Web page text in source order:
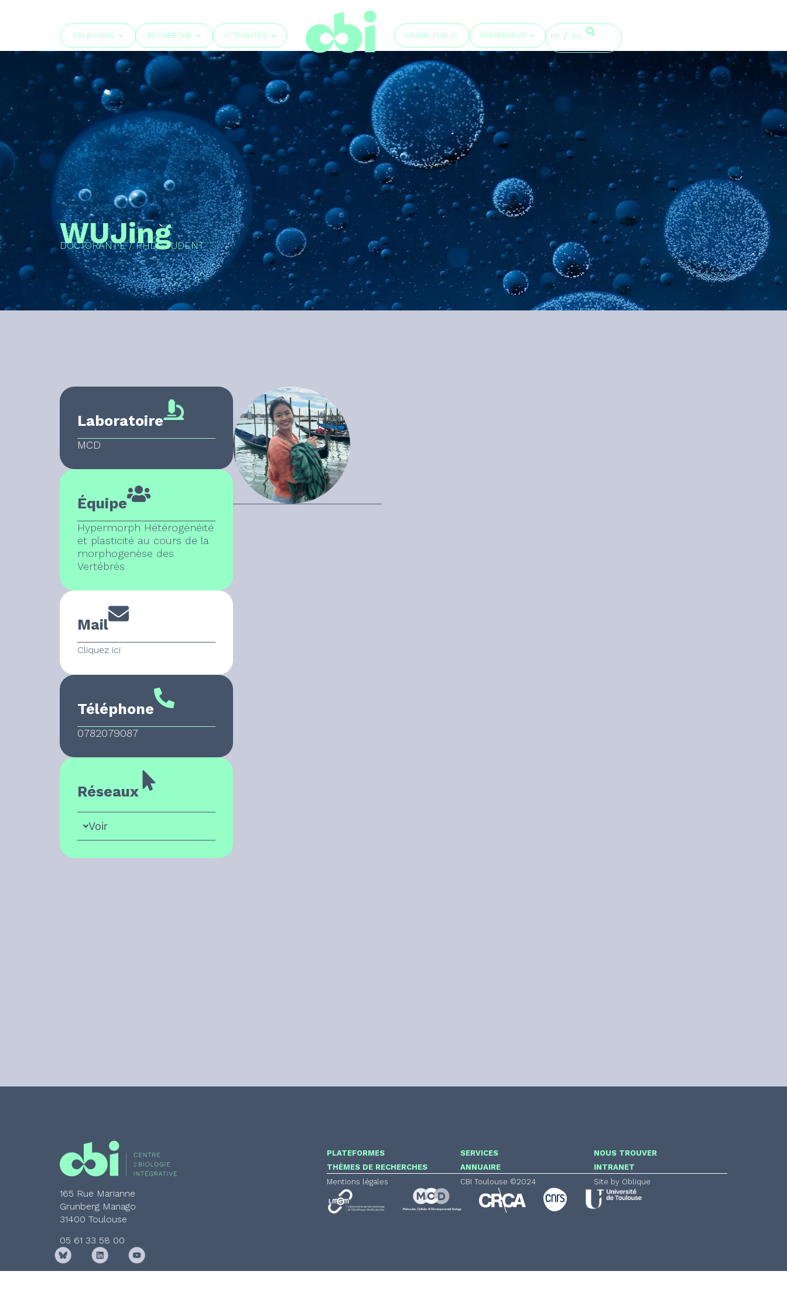
CBI & VOUS RECHERCHE ACTUALITÉS GRAND PUBLIC PARTENARIAT FR EN
WUJing
DOCTORANT·E / PHD STUDENT
Laboratoire
MCD
Équipe
Hypermorph Hétérogénéité
et plasticité au cours de la
morphogenèse des
Vertébrés
Mail
Cliquez ici
Téléphone
0782079087
Réseaux
Voir
165 Rue Marianne
Grunberg Manago
31400 Toulouse
05 61 33 58 00
PLATEFORMES
THÈMES DE RECHERCHES
Mentions légales
SERVICES
ANNUAIRE
CBI Toulouse ©2024
NOUS TROUVER
INTRANET
Site by Oblique